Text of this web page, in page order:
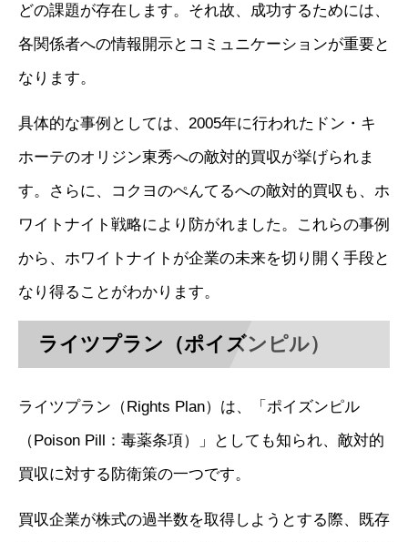
どの課題が存在します。それ故、成功するためには、
各関係者への情報開示とコミュニケーションが重要と
なります。
具体的な事例としては、2005年に行われたドン・キ
ホーテのオリジン東秀への敵対的買収が挙げられま
す。さらに、コクヨのぺんてるへの敵対的買収も、ホ
ワイトナイト戦略により防がれました。これらの事例
から、ホワイトナイトが企業の未来を切り開く手段と
なり得ることがわかります。
ライツプラン（ポイズンピル）
ライツプラン（Rights Plan）は、「ポイズンピル
（Poison Pill：毒薬条項）」としても知られ、敵対的
買収に対する防衛策の一つです。
買収企業が株式の過半数を取得しようとする際、既存